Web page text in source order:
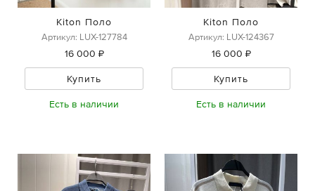
Kiton Поло
Артикул: LUX-127784
16 000 ₽
Купить
Есть в наличии
Kiton Поло
Артикул: LUX-124367
16 000 ₽
Купить
Есть в наличии